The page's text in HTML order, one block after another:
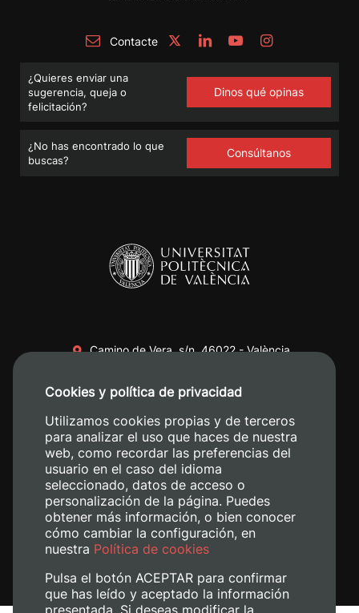
Contacte
¿Quieres enviar una
sugerencia, queja o
felicitación?
Dinos qué opinas
¿No has encontrado lo que
buscas?
Consúltanos
Camino de Vera, s/n. 46022 - València
+34 620 04 00 50
Cookies y política de privacidad
Utilizamos cookies propias y de terceros
para analizar el uso que haces de nuestra
web, como recordar las preferencias del
usuario en el caso del idioma
seleccionado, datos de acceso o
personalización de la página. Puedes
obtener más información, o bien conocer
cómo cambiar la configuración, en
nuestra Política de cookies
Pulsa el botón ACEPTAR para confirmar
que has leído y aceptado la información
presentada. Si deseas modificar la